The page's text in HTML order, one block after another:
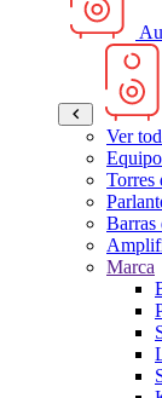
Ver
Torres
Barras
Marca